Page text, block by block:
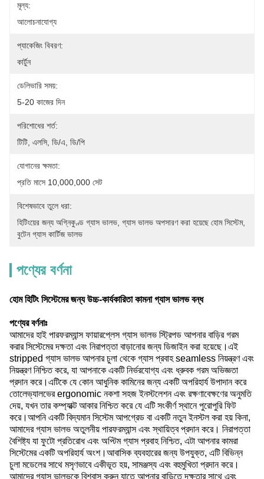
মূল্য:
আলোচনাযোগ্য
প্যাকেজিং বিবরণ:
কার্টুন
ডেলিভারি সময়:
5-20 কাজের দিন
পরিশোধের শর্ত:
টিটি, এলসি, ডি/এ, ডি/পি
যোগানের ক্ষমতা:
প্রতি মাসে 10,000,000 সেট
বিশেষভাবে তুলে ধরা:
হিটিংয়ের জন্য অগ্নিকুণ্ড গ্যাস ভালভ গ্যাস ভালভ অপসারণ করা হয়েছে হোম সিস্টেম
বুটেন গ্যাস কার্টিজ ভালভ
পণ্যের বর্ণনা
হোম হিটিং সিস্টেমের জন্য উচ্চ-কার্যকারিতা কামনা গ্যাস ভালভ বন্ধ
পণ্যের বর্ণনাঃ
আমাদের হাই পারফরম্যান্স ফায়ারপ্লেস গ্যাস ভালভ স্ট্রিপড আপনার বাড়ির গরম
করার সিস্টেমের দক্ষতা এবং নিরাপত্তা বাড়ানোর জন্য ডিজাইন করা হয়েছে।এই
stripped গ্যাস ভালভ আপনার চুলা থেকে গ্যাস প্রবাহ seamless নিয়ন্ত্রণ এবং
নিয়ন্ত্রণ নিশ্চিত করে, যা আপনাকে একটি নির্ভরযোগ্য এবং ধ্রুবক গরম অভিজ্ঞতা
প্রদান করে।এটিকে যে কোন আধুনিক কামিনের জন্য একটি অপরিহার্য উপাদান করে
তোলেভ্যালভের ergonomic নকশা সহজ ইনস্টলেশন এবং রক্ষণাবেক্ষণের অনুমতি
দেয়, যখন তার কম্প্যাক্ট আকার নিশ্চিত করে যে এটি সংকীর্ণ স্থানে পুরোপুরি ফিট
করে।আপনি একটি বিদ্যমান সিস্টেম আপগ্রেড বা একটি নতুন ইনস্টল করা হয় কিনা,
আমাদের গ্যাস ভালভ অতুলনীয় পারফরম্যান্স এবং স্থায়িত্ব প্রদান করে। নিরাপত্তা
বৈশিষ্ট্য যা ফুটো প্রতিরোধ এবং অপ্টিম গ্যাস প্রবাহ নিশ্চিত, এটা আপনার কামরা
সিস্টেমের একটি অপরিহার্য অংশ।আবাসিক ব্যবহারের জন্য উপযুক্ত, এটি বিভিন্ন
চুলা মডেলের সাথে মসৃণভাবে একীভূত হয়, সামঞ্জস্য এবং বহুমুখিতা প্রদান করে।
আমাদের গ্যাস ভালভকে বিশ্বাস করুন যাতে আপনার বাড়িতে দক্ষতার সাথে এবং